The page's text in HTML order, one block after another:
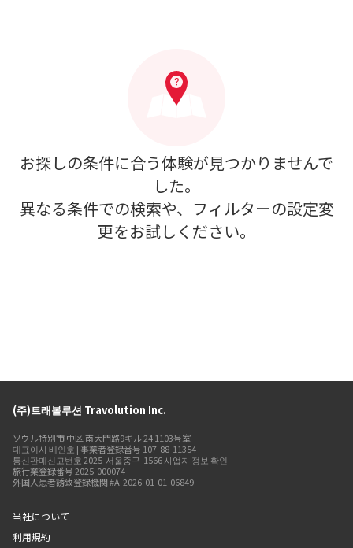
お探しの条件に合う体験が見つかりませんで
した。
異なる条件での検索や、フィルターの設定変
更をお試しください。
(주)트래볼루션 Travolution Inc.
ソウル特別市 中区 南大門路9キル 24 1103号室
대표이사 배인호 | 事業者登録番号 107-88-11354
통신판매신고번호 2025-서울중구-1566사업자 정보 확인
旅行業登録番号 2025-000074
外国人患者誘致登録機関 #A-2026-01-01-06849
当社について
利用規約